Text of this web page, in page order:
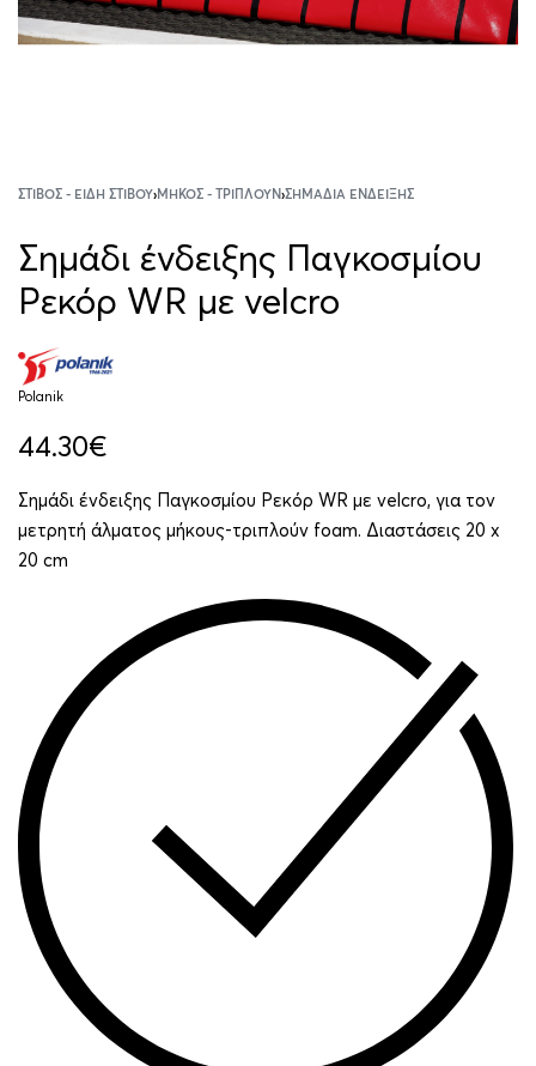
ΣΤΊΒΟΣ - ΕΊΔΗ ΣΤΊΒΟΥ›ΜΉΚΟΣ - ΤΡΙΠΛΟΎΝ›ΣΗΜΆΔΙΑ ΈΝΔΕΙΞΗΣ
Σημάδι ένδειξης Παγκοσμίου
Ρεκόρ WR με velcro
Polanik
44.30€
Σημάδι ένδειξης Παγκοσμίου Ρεκόρ WR με velcro, για τον
μετρητή άλματος μήκους-τριπλούν foam. Διαστάσεις 20 x
20 cm